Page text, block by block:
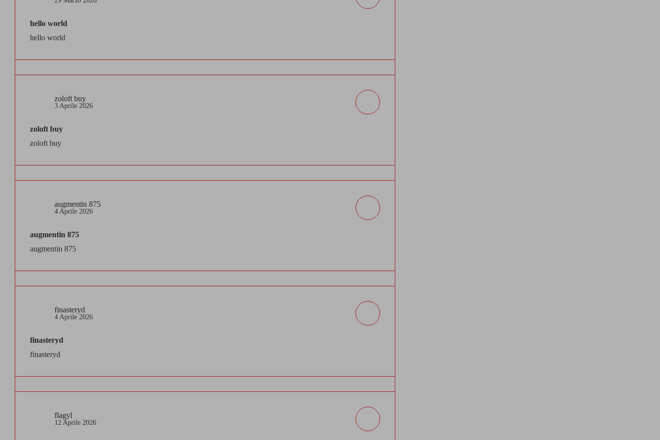
hello world
hello world
zoloft buy
3 Aprile 2026
zoloft buy
zoloft buy
augmentin 875
4 Aprile 2026
augmentin 875
augmentin 875
finasteryd
4 Aprile 2026
finasteryd
finasteryd
flagyl
12 Aprile 2026